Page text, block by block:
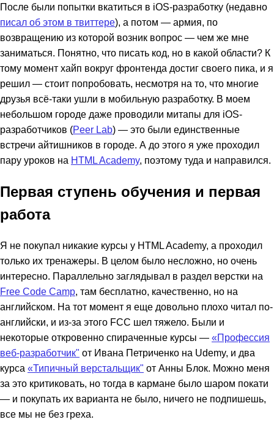
После были попытки вкатиться в iOS-разработку (недавно
писал об этом в твиттере), а потом — армия, по
возвращению из которой возник вопрос — чем же мне
заниматься. Понятно, что писать код, но в какой области? К
тому момент хайп вокруг фронтенда достиг своего пика, и я
решил — стоит попробовать, несмотря на то, что многие
друзья всё-таки ушли в мобильную разработку. В моем
небольшом городе даже проводили митапы для iOS-
разработчиков (Peer Lab) — это были единственные
встречи айтишников в городе. А до этого я уже проходил
пару уроков на HTML Academy, поэтому туда и направился.
Первая ступень обучения и первая
работа
Я не покупал никакие курсы у HTML Academy, а проходил
только их тренажеры. В целом было несложно, но очень
интересно. Параллельно заглядывал в раздел верстки на
Free Code Camp, там бесплатно, качественно, но на
английском. На тот момент я еще довольно плохо читал по-
английски, и из-за этого FCC шел тяжело. Были и
некоторые откровенно спираченные курсы — «Профессия
веб-разработчик" от Ивана Петриченко на Udemy, и два
курса «Типичный верстальщик" от Анны Блок. Можно меня
за это критиковать, но тогда в кармане было шаром покати
— и покупать их варианта не было, ничего не подпишешь,
все мы не без греха.